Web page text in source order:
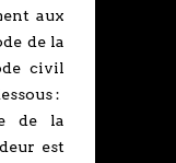
aux
de la
civil
:
de la
est